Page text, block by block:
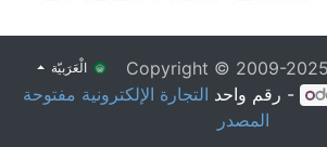
Copyright © 2009-2025 الْعَرَبيّة
- رقم واحد التجارة الإلكترونية مفتوحة
المصدر